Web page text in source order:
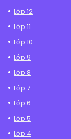
Lớp 12
Lớp 11
Lớp 10
Lớp 9
Lớp 8
Lớp 7
Lớp 6
Lớp 5
Lớp 4